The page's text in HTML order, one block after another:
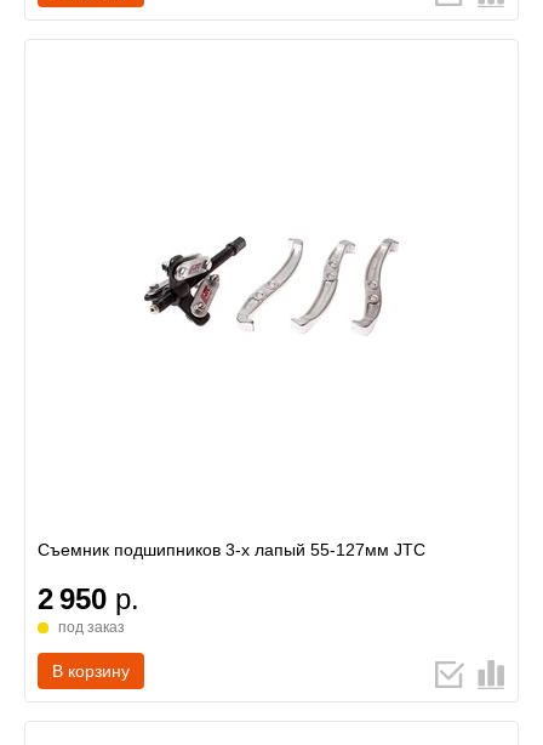
Съемник подшипников 3-х лапый 55-127мм JTC
2 950 р.
под заказ
В корзину